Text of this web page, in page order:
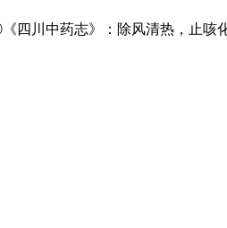
川中药志》：除风清热，止咳